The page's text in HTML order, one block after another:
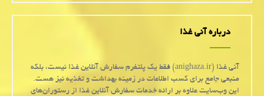
درباره آنی غذا
آنی غذا (anighaza.ir) فقط یک پلتفرم سفارش آنلاین غذا نیست، بلکه
منبعی جامع برای کسب اطلاعات در زمینه بهداشت و تغذیه نیز هست.
این وب‌سایت علاوه بر ارائه خدمات سفارش آنلاین غذا از رستوران‌های